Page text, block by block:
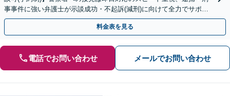
事事件に強い弁護士が示談成功・不起訴(減刑)に向けて全力でサポー
トします。【加害者側の相談専門】
料金表を見る
電話でお問い合わせ メールでお問い合わせ